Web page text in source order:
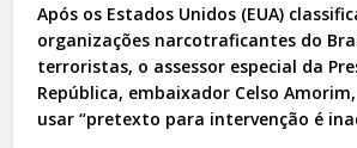
Após os Estados Unidos (EUA)
organizações narcotraficantes do
terroristas, o assessor especial da
República, embaixador Celso
usar “pretexto para intervenção é